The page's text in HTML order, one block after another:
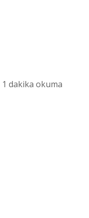
1 dakika okuma